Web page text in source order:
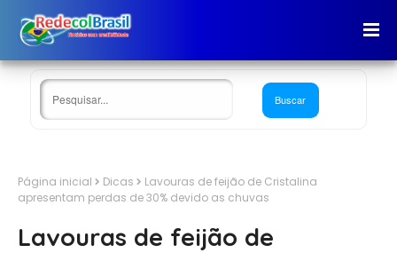
Página inicial Dicas
Lavouras de feijão de Cristalina
apresentam perdas de 30% devido as chuvas
Lavouras de feijão de